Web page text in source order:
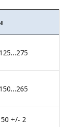
125…275
150…265
50 +/- 2